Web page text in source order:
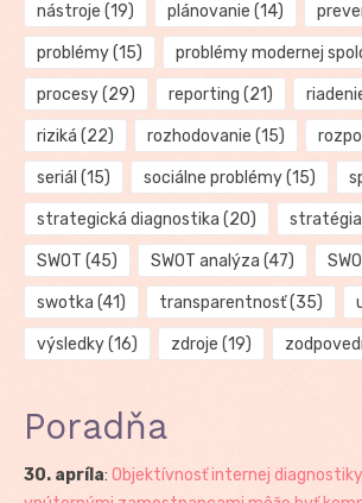
nástroje (19) plánovanie (14)
problémy(15) problémy modernej
procesy(29) reporting (21)
riziká (22) rozhodovanie (15)
seriál (15) sociálne problémy(15)
strategická diagnostika (20) stratégia
SWOT (45) SWOT analýza (47)
swotka (41) transparentnosť(35)
výsledky(16) zdroje (19)
Poradňa
30. apríla: Objektívnosť internej